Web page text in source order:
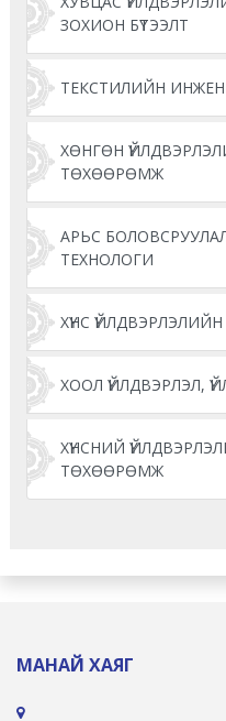
ЗОХИОН БҮТЭЭЛТ
ТЕКСТИЛИЙН
ХӨНГӨН
ТӨХӨӨРӨМЖ
АРЬС
ТЕХНОЛОГИ
ХҮНС
ХООЛ ҮЙЛДВЭРЛЭЛ,
ХҮНСНИЙ
ТӨХӨӨРӨМЖ
МАНАЙ ХАЯГ